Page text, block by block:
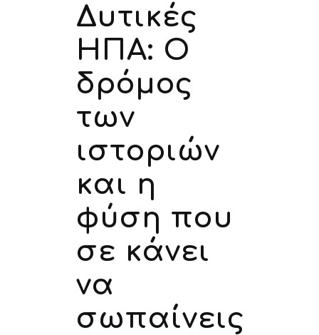
Δυτικές
ΗΠΑ: Ο
δρόμος
των
ιστοριών
και η
φύση που
σε κάνει
να
σωπαίνεις